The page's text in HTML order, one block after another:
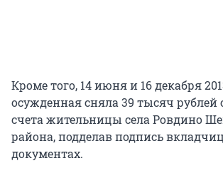
Кроме того, 14 июня и 16 декабря
осужденная сняла 39 тысяч рублей
счета жительницы села Ровдино
района, подделав подпись
документах.